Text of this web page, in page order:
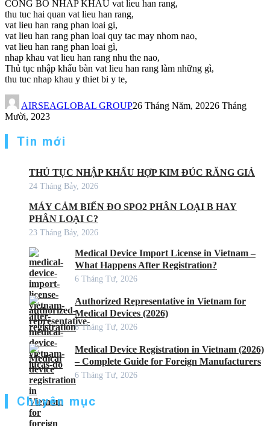
CONG BO NHAP KHAU vat lieu han rang,
thu tuc hai quan vat lieu han rang,
vat lieu han rang phan loai gi,
vat lieu han rang phan loai quy tac may nhom nao,
vat lieu han rang phan loai gì,
nhap khau vat lieu han rang nhu the nao,
Thủ tục nhập khẩu bàn vat lieu han rang làm những gì,
thu tuc nhap khau y thiet bi y te,
AIRSEAGLOBAL GROUP26 Tháng Năm, 20226 Tháng
Mười, 2023
Tin mới
THỦ TỤC NHẬP KHẨU HỢP KIM ĐÚC RĂNG GIẢ
24 Tháng Bảy, 2026
MÁY CẢM BIẾN ĐO SPO2 PHÂN LOẠI B HAY
PHÂN LOẠI C?
23 Tháng Bảy, 2026
Medical Device Import License in Vietnam –
What Happens After Registration?
6 Tháng Tư, 2026
Authorized Representative in Vietnam for
Medical Devices (2026)
6 Tháng Tư, 2026
Medical Device Registration in Vietnam (2026)
– Complete Guide for Foreign Manufacturers
6 Tháng Tư, 2026
Chuyên mục